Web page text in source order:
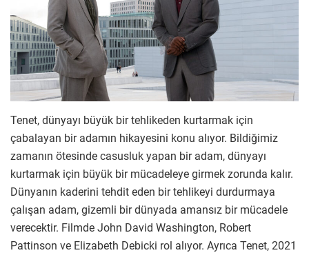
Tenet, dünyayı büyük bir tehlikeden kurtarmak için
çabalayan bir adamın hikayesini konu alıyor. Bildiğimiz
zamanın ötesinde casusluk yapan bir adam, dünyayı
kurtarmak için büyük bir mücadeleye girmek zorunda kalır.
Dünyanın kaderini tehdit eden bir tehlikeyi durdurmaya
çalışan adam, gizemli bir dünyada amansız bir mücadele
verecektir. Filmde John David Washington, Robert
Pattinson ve Elizabeth Debicki rol alıyor. Ayrıca Tenet, 2021